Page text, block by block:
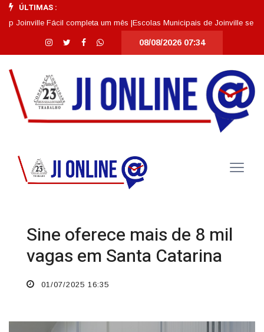
ÚLTIMAS :
Fácil completa um mês |Escolas Municipais de Joinville se
08/08/2026 07:34
Sine oferece mais de 8 mil
vagas em Santa Catarina
01/07/2025 16:35